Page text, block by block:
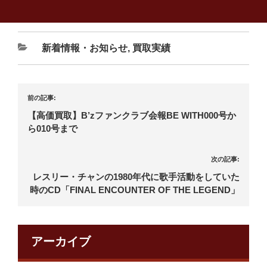
新着情報・お知らせ, 買取実績
前の記事:
【高価買取】B’zファンクラブ会報BE WITH000号か
ら010号まで
次の記事:
レスリー・チャンの1980年代に歌手活動をしていた
時のCD「FINAL ENCOUNTER OF THE LEGEND」
アーカイブ